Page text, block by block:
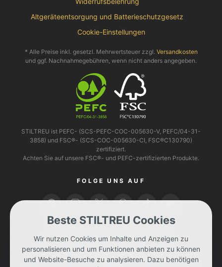
Altgeräteentsorgung und Batterieschutzgesetz
Cookie-Einstellungen
* Alle Preise inkl. gesetzl. Mehrwertsteuer zzgl. Versandkosten
und ggf. Nachnahmegebühren, wenn nicht anders angegeben.
STILTREU ist PEFC- (SCS-PEFC-COC-005630-V, PEFC/04-31-
3858) und FSC®- (SCS-COC-005630-CI, FSC®C130790)
zertifiziert.
Achten Sie auf unsere FSC®- und PEFC-zertifizierten Produkte.
FOLGE UNS AUF
Beste STILTREU Cookies
Wir nutzen Cookies um Inhalte und Anzeigen zu
personalisieren und um Funktionen anbieten zu können
und Website-Besuche zu analysieren. Dazu benötigen